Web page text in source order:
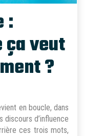
:
ça veut
?
en boucle, dans
discours d’influence
ces trois mots,